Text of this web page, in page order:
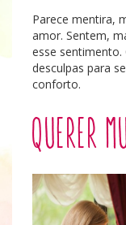
Parece mentira,
amor. Sentem,
esse
desculpas para
conforto.
Querer